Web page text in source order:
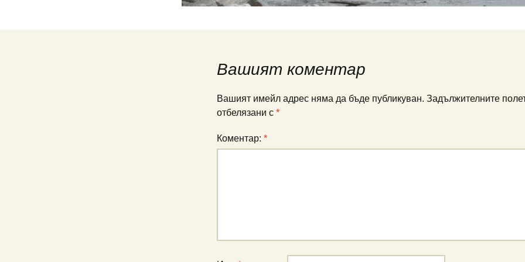
Вашият коментар
Вашият имейл адрес няма да бъде публикуван. Задължителните
отбелязани с *
Коментар: *